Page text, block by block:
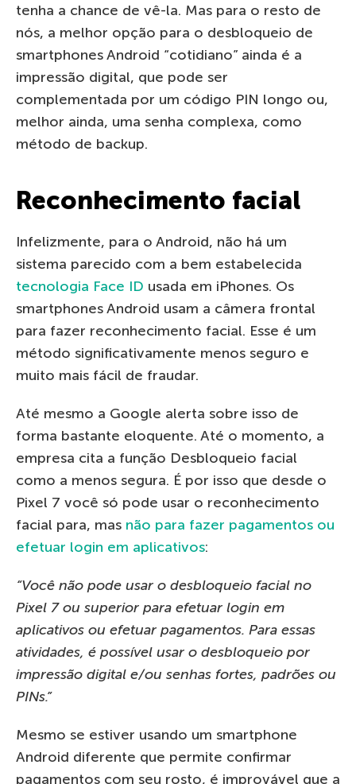
tenha a chance de vê-la. Mas para o resto de
nós, a melhor opção para o desbloqueio de
smartphones Android “cotidiano” ainda é a
impressão digital, que pode ser
complementada por um código PIN longo ou,
melhor ainda, uma senha complexa, como
método de backup.
Reconhecimento facial
Infelizmente, para o Android, não há um
sistema parecido com a bem estabelecida
tecnologia Face ID usada em iPhones. Os
smartphones Android usam a câmera frontal
para fazer reconhecimento facial. Esse é um
método significativamente menos seguro e
muito mais fácil de fraudar.
Até mesmo a Google alerta sobre isso de
forma bastante eloquente. Até o momento, a
empresa cita a função Desbloqueio facial
como a menos segura. É por isso que desde o
Pixel 7 você só pode usar o reconhecimento
facial para, mas não para fazer pagamentos ou
efetuar login em aplicativos:
“Você não pode usar o desbloqueio facial no
Pixel 7 ou superior para efetuar login em
aplicativos ou efetuar pagamentos. Para essas
atividades, é possível usar o desbloqueio por
impressão digital e/ou senhas fortes, padrões ou
PINs.”
Mesmo se estiver usando um smartphone
Android diferente que permite confirmar
pagamentos com seu rosto, é improvável que a